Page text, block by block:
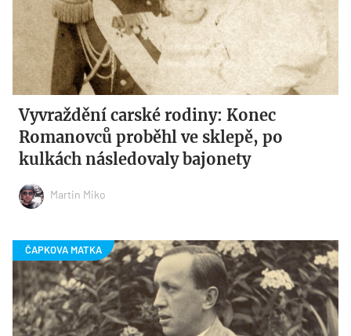
Vyvraždění carské rodiny: Konec
Romanovců proběhl ve sklepě, po
kulkách následovaly bajonety
Martin Miko